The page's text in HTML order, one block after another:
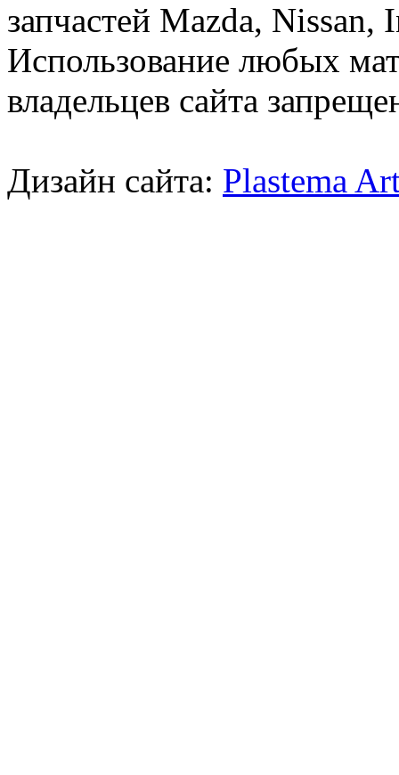
запчастей Mazda,
Использование любых
владельцев сайта
Дизайн сайта: Plastema